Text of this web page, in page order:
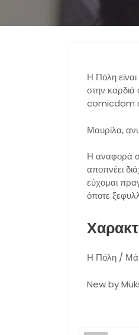
Η Πόλη
στην καρδιά
comicdom
Μαυρίλα,
Η αναφορά
αποπνέει
εύχομαι
όποτε
Η Πόλη /
New by